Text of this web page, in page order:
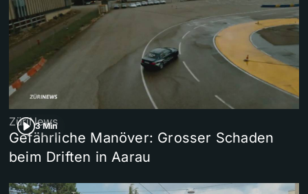
3 Min
ZüriNews
Gefährliche Manöver: Grosser Schaden
beim Driften in Aarau